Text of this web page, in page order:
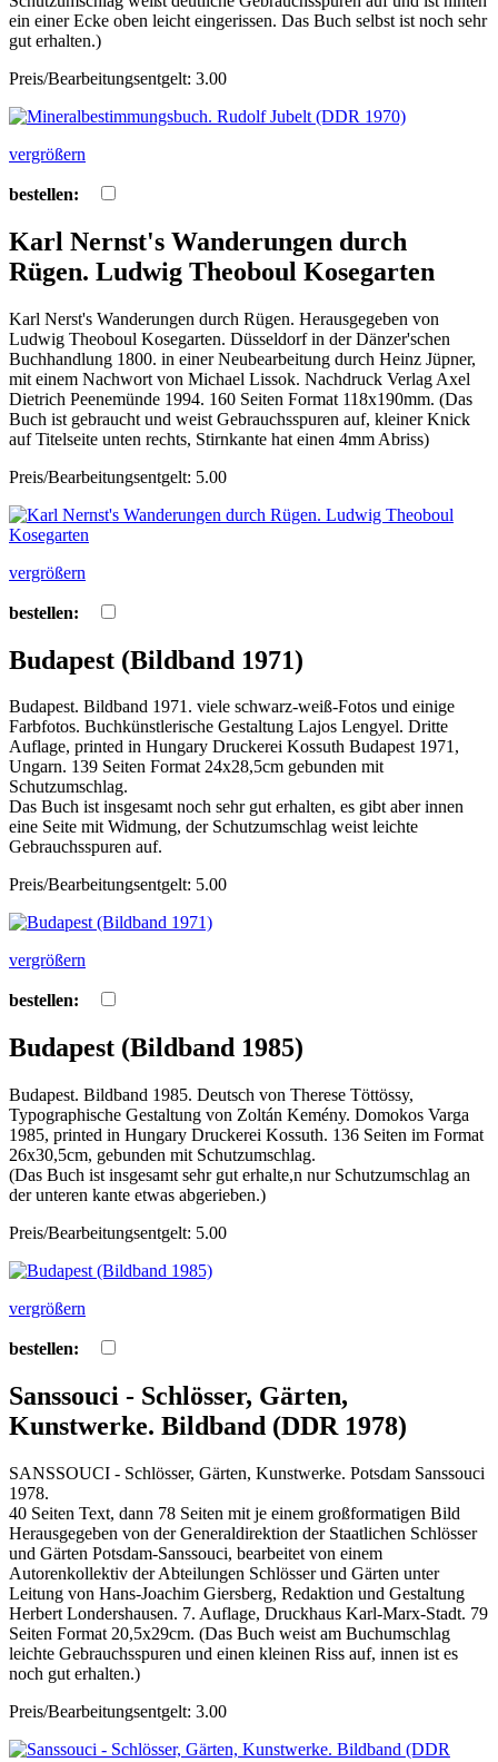
ein einer Ecke oben leicht eingerissen. Das Buch selbst ist noch sehr
gut erhalten.)
Preis/Bearbeitungsentgelt: 3.00
vergrößern
bestellen:
Karl Nernst's Wanderungen durch
Rügen. Ludwig Theoboul Kosegarten
Karl Nerst's Wanderungen durch Rügen. Herausgegeben von
Ludwig Theoboul Kosegarten. Düsseldorf in der Dänzer'schen
Buchhandlung 1800. in einer Neubearbeitung durch Heinz Jüpner,
mit einem Nachwort von Michael Lissok. Nachdruck Verlag Axel
Dietrich Peenemünde 1994. 160 Seiten Format 118x190mm. (Das
Buch ist gebraucht und weist Gebrauchsspuren auf, kleiner Knick
auf Titelseite unten rechts, Stirnkante hat einen 4mm Abriss)
Preis/Bearbeitungsentgelt: 5.00
vergrößern
bestellen:
Budapest (Bildband 1971)
Budapest. Bildband 1971. viele schwarz-weiß-Fotos und einige
Farbfotos. Buchkünstlerische Gestaltung Lajos Lengyel. Dritte
Auflage, printed in Hungary Druckerei Kossuth Budapest 1971,
Ungarn. 139 Seiten Format 24x28,5cm gebunden mit
Schutzumschlag.
Das Buch ist insgesamt noch sehr gut erhalten, es gibt aber innen
eine Seite mit Widmung, der Schutzumschlag weist leichte
Gebrauchsspuren auf.
Preis/Bearbeitungsentgelt: 5.00
vergrößern
bestellen:
Budapest (Bildband 1985)
Budapest. Bildband 1985. Deutsch von Therese Töttössy,
Typographische Gestaltung von Zoltán Kemény. Domokos Varga
1985, printed in Hungary Druckerei Kossuth. 136 Seiten im Format
26x30,5cm, gebunden mit Schutzumschlag.
(Das Buch ist insgesamt sehr gut erhalte,n nur Schutzumschlag an
der unteren kante etwas abgerieben.)
Preis/Bearbeitungsentgelt: 5.00
vergrößern
bestellen:
Sanssouci - Schlösser, Gärten,
Kunstwerke. Bildband (DDR 1978)
SANSSOUCI - Schlösser, Gärten, Kunstwerke. Potsdam Sanssouci
1978.
40 Seiten Text, dann 78 Seiten mit je einem großformatigen Bild
Herausgegeben von der Generaldirektion der Staatlichen Schlösser
und Gärten Potsdam-Sanssouci, bearbeitet von einem
Autorenkollektiv der Abteilungen Schlösser und Gärten unter
Leitung von Hans-Joachim Giersberg, Redaktion und Gestaltung
Herbert Londershausen. 7. Auflage, Druckhaus Karl-Marx-Stadt. 79
Seiten Format 20,5x29cm. (Das Buch weist am Buchumschlag
leichte Gebrauchsspuren und einen kleinen Riss auf, innen ist es
noch gut erhalten.)
Preis/Bearbeitungsentgelt: 3.00